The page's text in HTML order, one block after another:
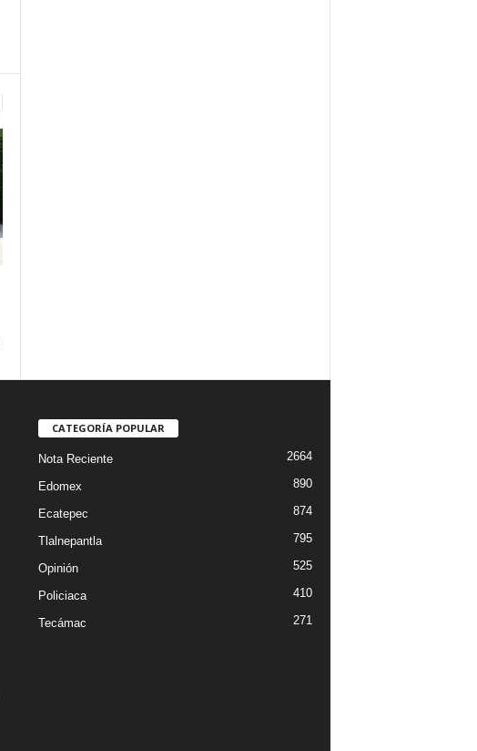
CATEGORÍA POPULAR
Nota Reciente 2664
Edomex 890
Ecatepec 874
Tlalnepantla 795
Opinión 525
Policiaca 410
Tecámac 271